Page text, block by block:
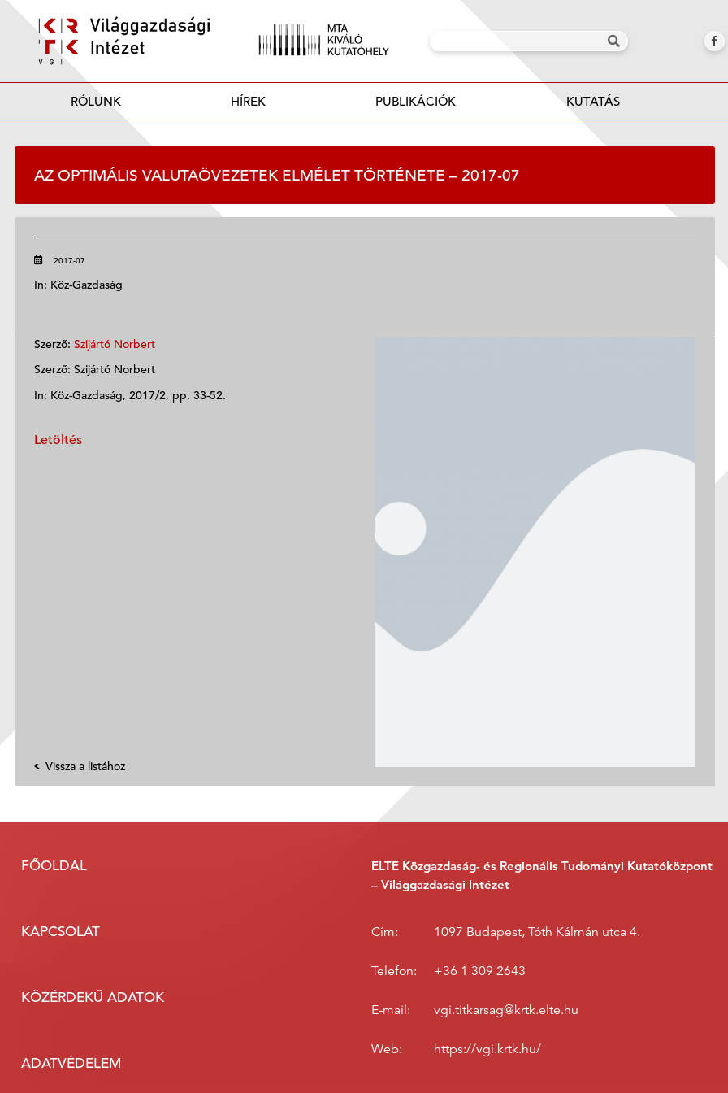
RÓLUNK HÍREK PUBLIKÁCIÓK KUTATÁS
AZ OPTIMÁLIS VALUTAÖVEZETEK ELMÉLET TÖRTÉNETE – 2017-07
2017-07
In: Köz-Gazdaság
Szerző: Szijártó Norbert
Szerző: Szijártó Norbert
In: Köz-Gazdaság, 2017/2, pp. 33-52.
Letöltés
Vissza a listához
FŐOLDAL
KAPCSOLAT
KÖZÉRDEKŰ ADATOK
ADATVÉDELEM
ELTE Közgazdaság- és Regionális Tudományi Kutatóközpont
– Világgazdasági Intézet
Cím: 1097 Budapest, Tóth Kálmán utca 4.
Telefon: +36 1 309 2643
E-mail: vgi.titkarsag@krtk.elte.hu
Web: https://vgi.krtk.hu/